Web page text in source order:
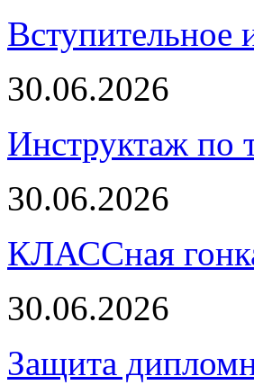
Вступительное
30.06.2026
Инструктаж по
30.06.2026
КЛАССная
30.06.2026
Защита